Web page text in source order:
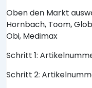
Oben den Markt
Hornbach, Toom,
Obi, Medimax
Schritt 1:
Schritt 2: